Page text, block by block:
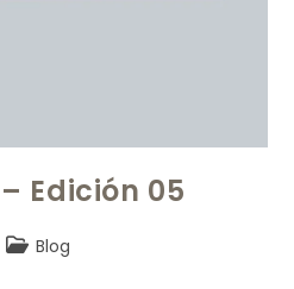
Edición 05
Blog